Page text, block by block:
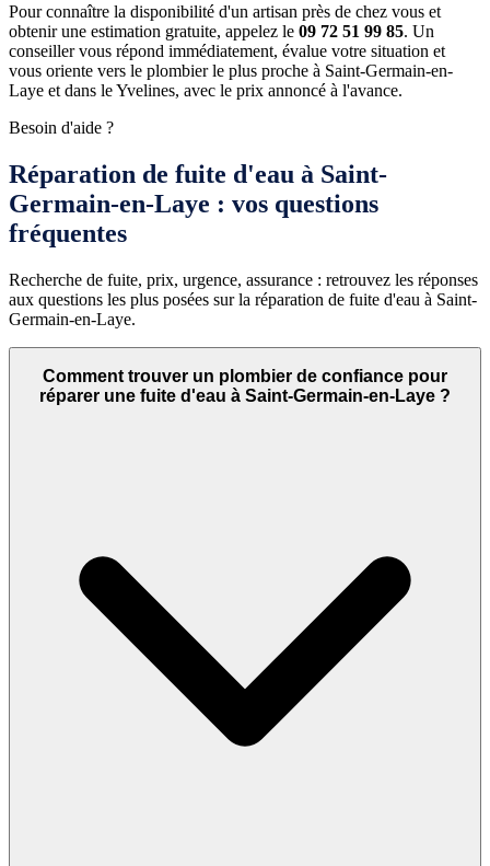
Pour connaître la disponibilité d'un artisan près de chez vous et
obtenir une estimation gratuite, appelez le 09 72 51 99 85. Un
conseiller vous répond immédiatement, évalue votre situation et
vous oriente vers le plombier le plus proche à Saint-Germain-en-
Laye et dans le Yvelines, avec le prix annoncé à l'avance.
Besoin d'aide ?
Réparation de fuite d'eau à Saint-
Germain-en-Laye : vos questions
fréquentes
Recherche de fuite, prix, urgence, assurance : retrouvez les réponses
aux questions les plus posées sur la réparation de fuite d'eau à Saint-
Germain-en-Laye.
Comment trouver un plombier de confiance pour
réparer une fuite d'eau à Saint-Germain-en-Laye ?